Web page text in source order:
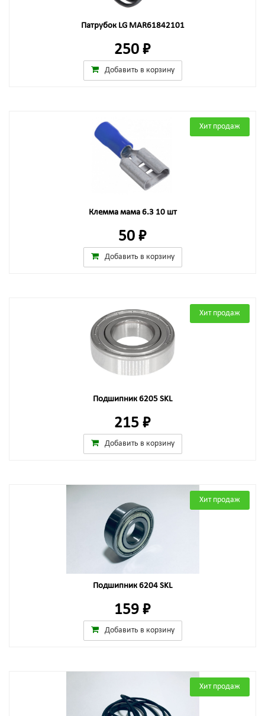
Патрубок LG MAR61842101
250 ₽
Добавить в корзину
Хит продаж
Клемма мама 6.3 10 шт
50 ₽
Добавить в корзину
Хит продаж
Подшипник 6205 SKL
215 ₽
Добавить в корзину
Хит продаж
Подшипник 6204 SKL
159 ₽
Добавить в корзину
Хит продаж